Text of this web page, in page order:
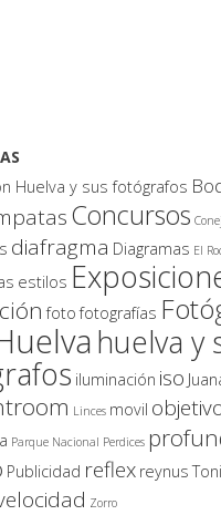
Huelva y sus fotógrafos
Concursos
diafragma Diagramas El
estilos
foto fotografías
huelva y
iluminación iso
Linces movil
Parque Nacional Perdices
Publicidad reflex reynus
Zorro